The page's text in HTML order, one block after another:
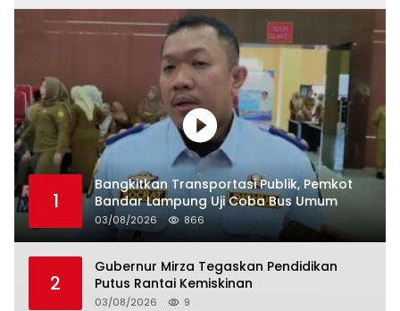
1
Bangkitkan Transportasi Publik, Pemkot
Bandar Lampung Uji Coba Bus Umum
03/08/2026 866
2
Gubernur Mirza Tegaskan Pendidikan
Putus Rantai Kemiskinan
03/08/2026 9